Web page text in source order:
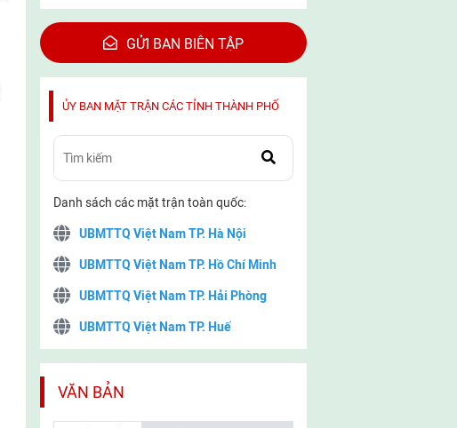
GỬI BAN BIÊN TẬP
ỦY BAN MẶT TRẬN CÁC TỈNH THÀNH PHỐ
Danh sách các mặt trận toàn quốc:
UBMTTQ Việt Nam TP. Hà Nội
UBMTTQ Việt Nam TP. Hồ Chí Minh
UBMTTQ Việt Nam TP. Hải Phòng
UBMTTQ Việt Nam TP. Huế
UBMTTQ Việt Nam TP. Cần Thơ
UBMTTQ Việt Nam tỉnh Quảng Ninh
VĂN BẢN